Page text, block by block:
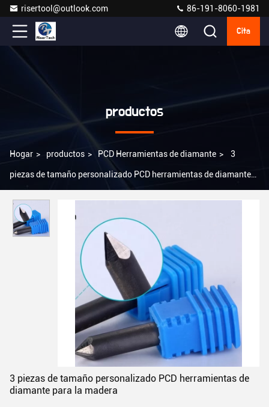
risertool@outlook.com 86-191-8060-1981
Cita
productos
Hogar > productos > PCD Herramientas de diamante > 3
piezas de tamaño personalizado PCD herramientas de diamante
3 piezas de tamaño personalizado PCD herramientas de
diamante para la madera